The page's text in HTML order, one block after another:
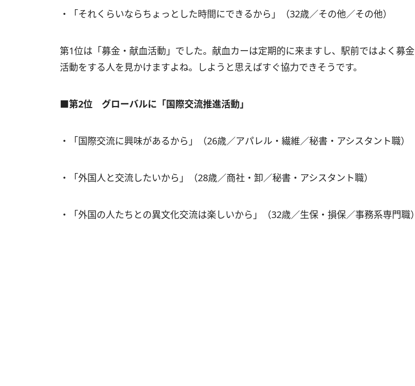
・「それくらいならちょっとした時間にできるから」（32歳／その他／その他）
第1位は「募金・献血活動」でした。献血カーは定期的に来ますし、駅前ではよく募金
活動をする人を見かけますよね。しようと思えばすぐ協力できそうです。
■第2位 グローバルに「国際交流推進活動」
・「国際交流に興味があるから」（26歳／アパレル・繊維／秘書・アシスタント職）
・「外国人と交流したいから」（28歳／商社・卸／秘書・アシスタント職）
・「外国の人たちとの異文化交流は楽しいから」（32歳／生保・損保／事務系専門職）